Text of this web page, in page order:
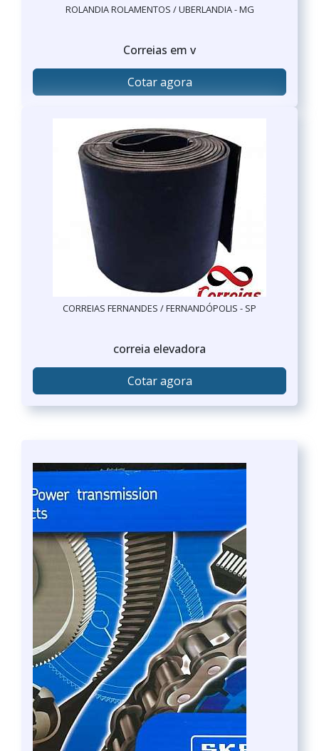
ROLANDIA ROLAMENTOS / UBERLANDIA - MG
Correias em v
Cotar agora
CORREIAS FERNANDES / FERNANDÓPOLIS - SP
correia elevadora
Cotar agora